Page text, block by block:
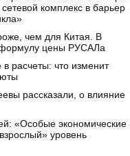
комплекс в барьер
чем для Китая. В
цены РУСАЛа
расчеты: что изменит
рассказали, о влияние
«Особые экономические
уровень